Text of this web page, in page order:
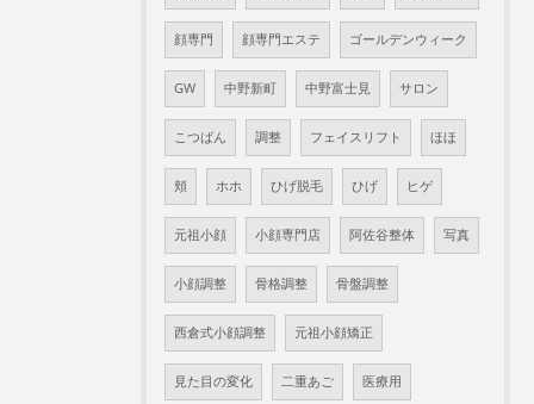
顔専門 顔専門エステ ゴールデンウィーク
GW 中野新町 中野富士見 サロン
こつばん 調整 フェイスリフト ほほ
頬 ホホ ひげ脱毛 ひげ ヒゲ
元祖小顔 小顔専門店 阿佐谷整体 写真
小顔調整 骨格調整 骨盤調整
西倉式小顔調整 元祖小顔矯正
見た目の変化 二重あご 医療用